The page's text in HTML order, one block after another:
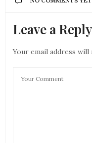
Leave a Reply
Your email address will